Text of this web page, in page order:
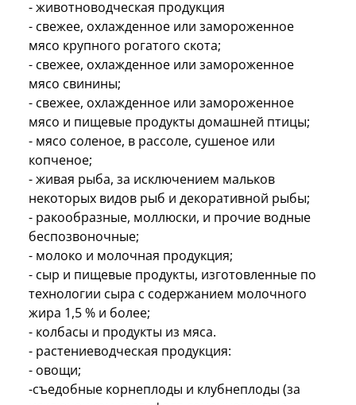
- животноводческая продукция
- свежее, охлажденное или замороженное
мясо крупного рогатого скота;
- свежее, охлажденное или замороженное
мясо свинины;
- свежее, охлажденное или замороженное
мясо и пищевые продукты домашней птицы;
- мясо соленое, в рассоле, сушеное или
копченое;
- живая рыба, за исключением мальков
некоторых видов рыб и декоративной рыбы;
- ракообразные, моллюски, и прочие водные
беспозвоночные;
- молоко и молочная продукция;
- сыр и пищевые продукты, изготовленные по
технологии сыра с содержанием молочного
жира 1,5 % и более;
- колбасы и продукты из мяса.
- растениеводческая продукция:
- овощи;
-съедобные корнеплоды и клубнеплоды (за